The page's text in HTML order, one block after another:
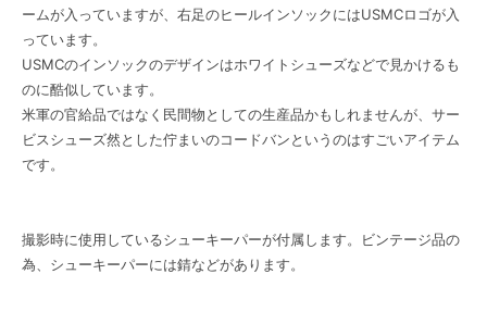
ームが入っていますが、右足のヒールインソックにはUSMCロゴが入
っています。
USMCのインソックのデザインはホワイトシューズなどで見かけるも
のに酷似しています。
米軍の官給品ではなく民間物としての生産品かもしれませんが、サー
ビスシューズ然とした佇まいのコードバンというのはすごいアイテム
です。
撮影時に使用しているシューキーパーが付属します。ビンテージ品の
為、シューキーパーには錆などがあります。